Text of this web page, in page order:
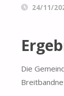
24/11/
Die